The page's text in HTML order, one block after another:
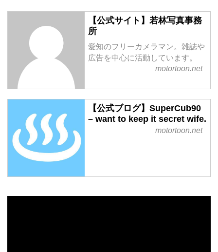
【公式サイト】若林写真事務
所
愛知のフリーカメラマン。雑誌や
広告を中心に活動しています。
motortoon.net
【公式ブログ】SuperCub90
– want to keep it secret wife.
motortoon.net